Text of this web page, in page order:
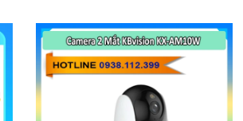
nhìn rộng, camera KX-C21L giúp bạn
quan sát mọi hoạt động một cách dễ
dàng